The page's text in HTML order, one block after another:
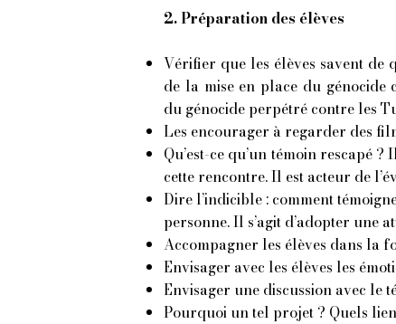
2. Préparation des élèves​
Vérifier que les élèves savent de
de la mise en place du génocide
du génocide perpétré contre les
Les encourager à regarder des
Qu’est-ce qu’un témoin rescapé
cette rencontre. Il est acteur de
Dire l’indicible : comment
personne. Il s’agit d’adopter une
Accompagner les élèves dans la
Envisager avec les élèves les
Envisager une discussion avec le
Pourquoi un tel projet ? Quels